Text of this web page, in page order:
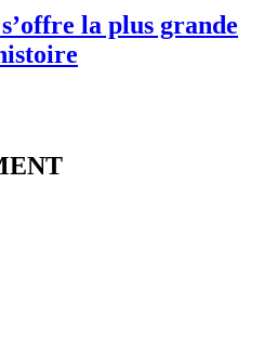
la plus grande